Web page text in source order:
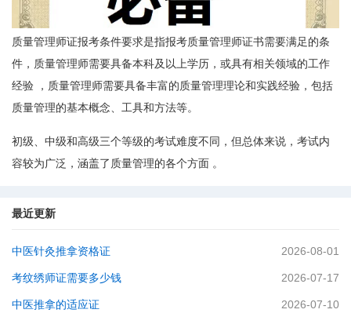
质量管理师证报考条件要求是指报考质量管理师证书需要满足的条
件，质量管理师需要具备本科及以上学历，或具有相关领域的工作
经验 ，质量管理师需要具备丰富的质量管理理论和实践经验，包括
质量管理的基本概念、工具和方法等。
初级、中级和高级三个等级的考试难度不同，但总体来说，考试内
容较为广泛，涵盖了质量管理的各个方面 。
最近更新
中医针灸推拿资格证 2026-08-01
考纹绣师证需要多少钱 2026-07-17
中医推拿的适应证 2026-07-10